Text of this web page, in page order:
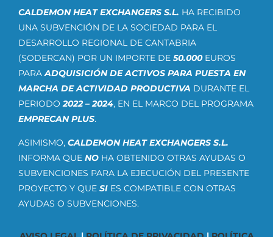
CALDEMON HEAT EXCHANGERS S.L. HA RECIBIDO
UNA SUBVENCIÓN DE LA SOCIEDAD PARA EL
DESARROLLO REGIONAL DE CANTABRIA
(SODERCAN) POR UN IMPORTE DE 50.000EUROS
PARA ADQUISICIÓN DE ACTIVOS PARA PUESTA EN
MARCHA DE ACTIVIDAD PRODUCTIVA DURANTE EL
PERIODO2022 – 2024, EN EL MARCO DEL PROGRAMA
EMPRECAN PLUS.
ASIMISMO, CALDEMON HEAT EXCHANGERS S.L.
INFORMA QUE NOHA OBTENIDO OTRAS AYUDAS O
SUBVENCIONES PARA LA EJECUCIÓN DEL PRESENTE
PROYECTO Y QUE SI ES COMPATIBLE CON OTRAS
AYUDAS O SUBVENCIONES.